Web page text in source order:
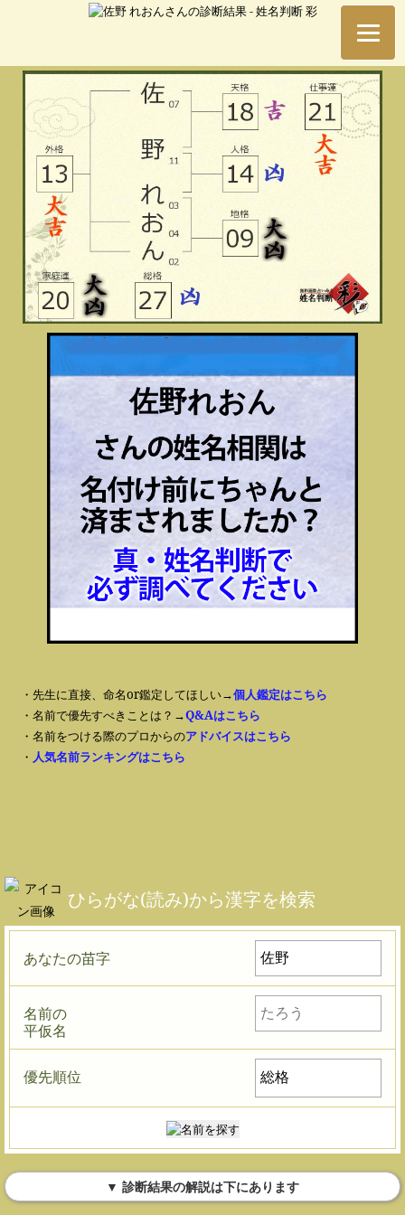
佐野れおん
・先生に直接、命名or鑑定してほしい→個人鑑定はこちら
・名前で優先すべきことは？→Q&Aはこちら
・名前をつける際のプロからのアドバイスはこちら
・ 人気名前ランキングはこちら
ひらがな(読み)から漢字を検索
あなたの苗字
名前の
平仮名
優先順位
▼ 診断結果の解説は下にあります